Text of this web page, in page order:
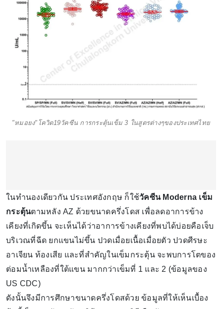
"หมอยง"โควิด19วัคซีน การกระตุ้นเข็ม 3 ในสูตรต่างๆของประเทศไทย
ในทำนองเดียวกัน ประเทศอังกฤษ ก็ใช้วัคซีน Moderna เข็ม
กระตุ้นตามหลัง AZ ด้วยขนาดครึ่งโดส เพื่อลดอาการข้าง
เคียงที่เกิดขึ้น จะเห็นได้ว่าอาการข้างเคียงที่พบได้บ่อยคือเจ็บ
บริเวณที่ฉีด ยกแขนไม่ขึ้น ปวดเมื่อยเนื้อเมื่อยตัว ปวดศีรษะ
อาเจียน ท้องเสีย และที่สำคัญในเข็มกระตุ้น จะพบการโตของ
ต่อมน้ำเหลืองที่ใต้แขน มากกว่าเข็มที่ 1 และ 2 (ข้อมูลของ
US CDC)
ดังนั้นจึงมีการศึกษาขนาดครึ่งโดสด้วย ข้อมูลที่ให้เห็นเบื้อง